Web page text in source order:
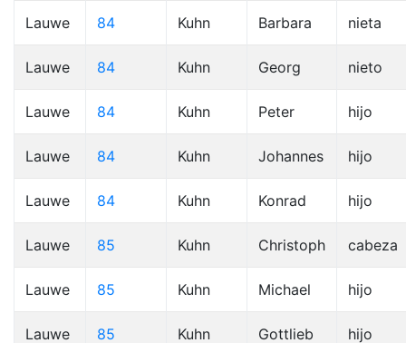
Lauwe 84 Kuhn Barbara nieta
Lauwe 84 Kuhn Georg nieto
Lauwe 84 Kuhn Peter hijo
Lauwe 84 Kuhn Johannes hijo
Lauwe 84 Kuhn Konrad hijo
Lauwe 85 Kuhn Christoph cabeza
Lauwe 85 Kuhn Michael hijo
Lauwe 85 Kuhn Gottlieb hijo